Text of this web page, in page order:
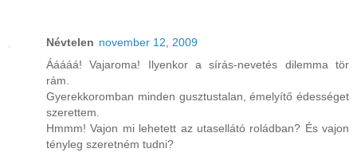
Névtelen november 12, 2009
Ááááá! Vajaroma! Ilyenkor a sírás-nevetés dilemma tör
rám.
Gyerekkoromban minden gusztustalan, émelyítő édességet
szerettem.
Hmmm! Vajon mi lehetett az utasellátó roládban? És vajon
tényleg szeretném tudni?